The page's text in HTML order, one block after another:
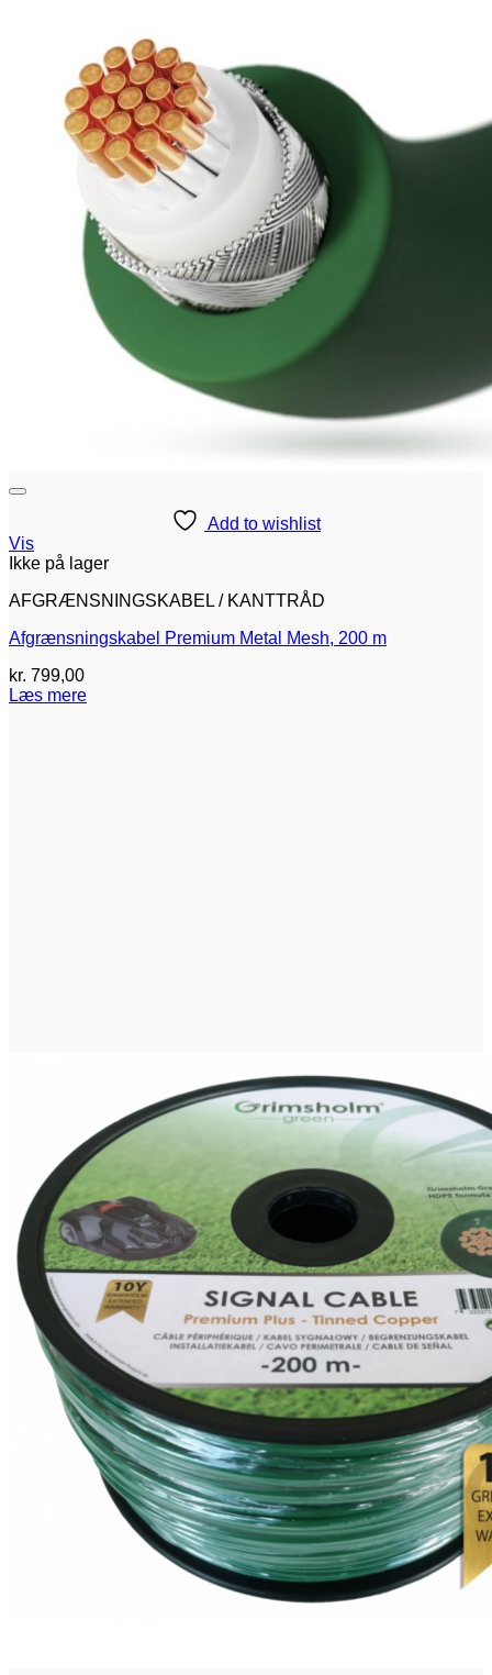
Add to wishlist
Vis
Ikke på lager
AFGRÆNSNINGSKABEL / KANTTRÅD
Afgrænsningskabel Premium Metal Mesh, 200 m
kr. 799,00
Læs mere